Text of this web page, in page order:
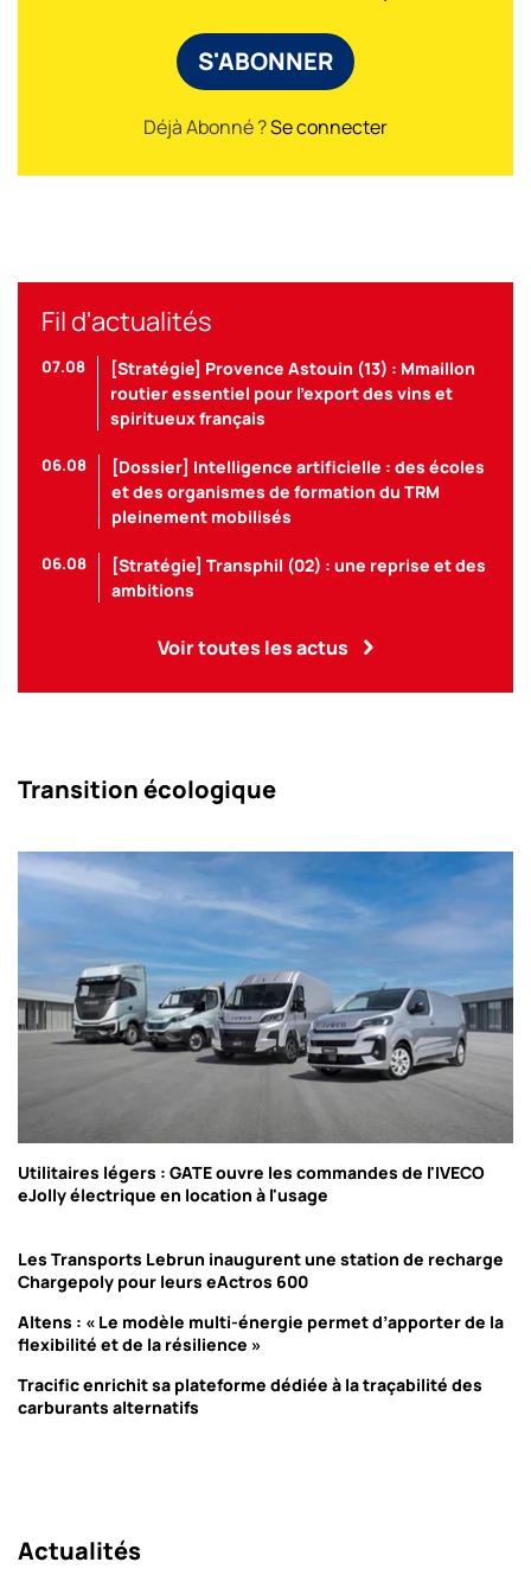
S'ABONNER
Déjà Abonné ?Se connecter
Fil d'actualités
07.08
[Stratégie] Provence Astouin (13) : Mmaillon
routier essentiel pour l’export des vins et
spiritueux français
06.08
[Dossier] Intelligence artificielle : des écoles
et des organismes de formation du TRM
pleinement mobilisés
06.08
[Stratégie] Transphil (02) : une reprise et des
ambitions
Voir toutes les actus
Transition écologique
Utilitaires légers : GATE ouvre les commandes de l'IVECO
eJolly électrique en location à l'usage
Les Transports Lebrun inaugurent une station de recharge
Chargepoly pour leurs eActros 600
Altens : « Le modèle multi-énergie permet d’apporter de la
flexibilité et de la résilience »
Tracific enrichit sa plateforme dédiée à la traçabilité des
carburants alternatifs
Actualités